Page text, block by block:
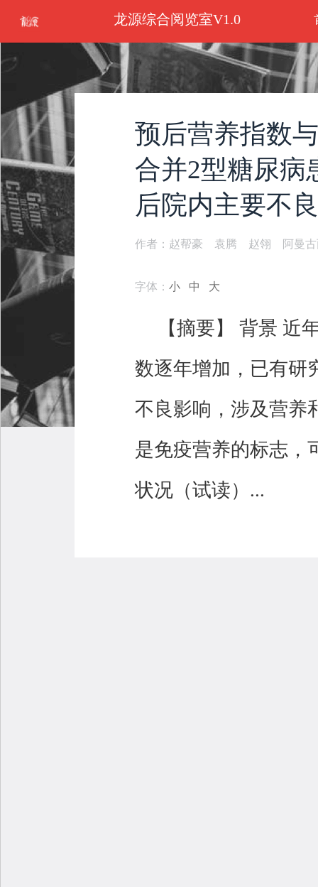
龙源综合阅览室V1.0
预后营养指数
合并2型糖尿病
后院内主要不
作者：赵帮豪 袁腾 赵翎 阿曼
字体：小 中 大
【摘要】 背景 近
数逐年增加，已有研
不良影响，涉及营养
是免疫营养的标志，
状况（试读）...